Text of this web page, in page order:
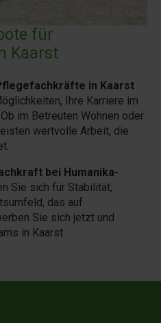
für
Kaarst
in Kaarst
Ihre Karriere im
im Betreuten Wohnen oder
wertvolle Arbeit, die
bei Humanika-
Sie sich für Stabilität,
das auf
Sie sich jetzt und
in Kaarst.